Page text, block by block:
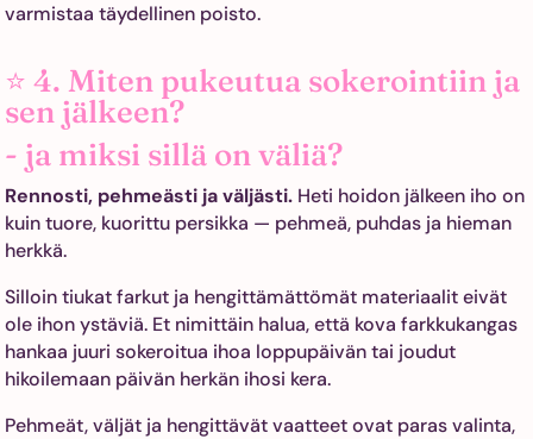
varmistaa täydellinen poisto.
⭐ 4. Miten pukeutua sokerointiin ja
sen jälkeen?
- ja miksi sillä on väliä?
Rennosti, pehmeästi ja väljästi. Heti hoidon jälkeen iho on
kuin tuore, kuorittu persikka — pehmeä, puhdas ja hieman
herkkä.
Silloin tiukat farkut ja hengittämättömät materiaalit eivät
ole ihon ystäviä. Et nimittäin halua, että kova farkkukangas
hankaa juuri sokeroitua ihoa loppupäivän tai joudut
hikoilemaan päivän herkän ihosi kera.
Pehmeät, väljät ja hengittävät vaatteet ovat paras valinta,